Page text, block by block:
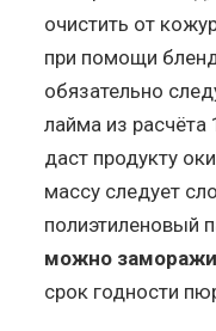
очистить от
при помощи
обязательно
лайма из расчёта
даст продукту
массу следует
полиэтиленовый
можно
срок годности